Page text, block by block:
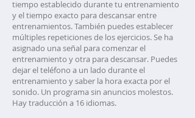
tiempo establecido durante tu entrenamiento
y el tiempo exacto para descansar entre
entrenamientos. También puedes establecer
múltiples repeticiones de los ejercicios. Se ha
asignado una señal para comenzar el
entrenamiento y otra para descansar. Puedes
dejar el teléfono a un lado durante el
entrenamiento y saber la hora exacta por el
sonido. Un programa sin anuncios molestos.
Hay traducción a 16 idiomas.